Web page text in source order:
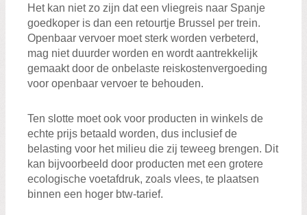
Het kan niet zo zijn dat een vliegreis naar Spanje
goedkoper is dan een retourtje Brussel per trein.
Openbaar vervoer moet sterk worden verbeterd,
mag niet duurder worden en wordt aantrekkelijk
gemaakt door de onbelaste reiskostenvergoeding
voor openbaar vervoer te behouden.
Ten slotte moet ook voor producten in winkels de
echte prijs betaald worden, dus inclusief de
belasting voor het milieu die zij teweeg brengen. Dit
kan bijvoorbeeld door producten met een grotere
ecologische voetafdruk, zoals vlees, te plaatsen
binnen een hoger btw-tarief.